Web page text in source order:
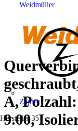
Weidmüller
Zaptec
Hersteller 35
A,
9.00,